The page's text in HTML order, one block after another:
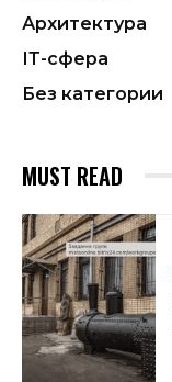
Архитектура
ІТ-сфера
Без категории
MUST READ